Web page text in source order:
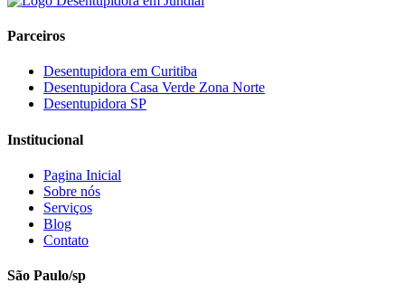
Parceiros
Desentupidora em Curitiba
Desentupidora Casa Verde Zona Norte
Desentupidora SP
Institucional
Pagina Inicial
Sobre nós
Serviços
Blog
Contato
São Paulo/sp